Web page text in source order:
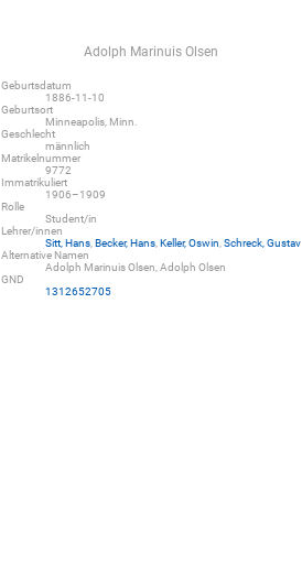
Adolph Marinuis Olsen
Geburtsdatum
1886-11-10
Geburtsort
Minneapolis, Minn.
Geschlecht
männlich
Matrikelnummer
9772
Immatrikuliert
1906–1909
Rolle
Student/in
Lehrer/innen
Sitt, Hans Becker, Hans Keller, Oswin Schreck, Gustav
Alternative Namen
Adolph Marinuis Olsen, Adolph Olsen
GND
1312652705